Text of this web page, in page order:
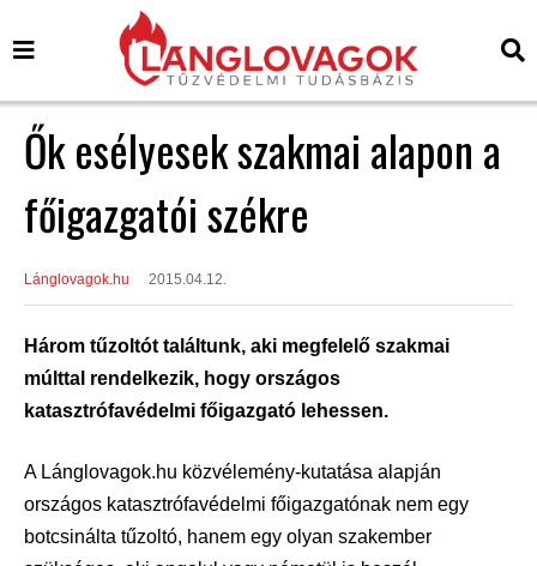
Ők esélyesek szakmai alapon a
főigazgatói székre
Lánglovagok.hu 2015.04.12.
Három tűzoltót találtunk, aki megfelelő szakmai
múlttal rendelkezik, hogy országos
katasztrófavédelmi főigazgató lehessen.
A Lánglovagok.hu közvélemény-kutatása alapján
országos katasztrófavédelmi főigazgatónak nem egy
botcsinálta tűzoltó, hanem egy olyan szakember